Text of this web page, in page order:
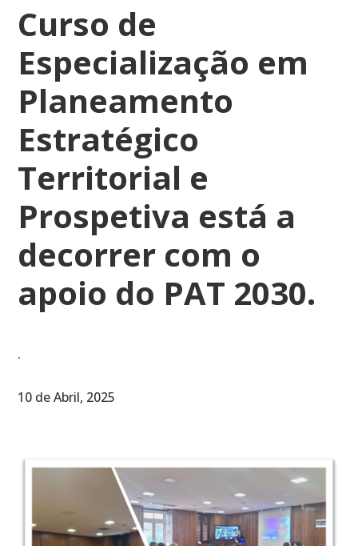
Curso de
Especialização em
Planeamento
Estratégico
Territorial e
Prospetiva está a
decorrer com o
apoio do PAT 2030.
.
10 de Abril, 2025